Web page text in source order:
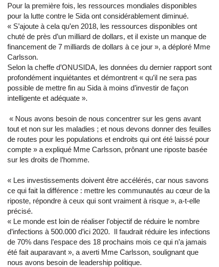
Pour la première fois, les ressources mondiales disponibles
pour la lutte contre le Sida ont considérablement diminué.
« S’ajoute à cela qu’en 2018, les ressources disponibles ont
chuté de près d’un milliard de dollars, et il existe un manque de
financement de 7 milliards de dollars à ce jour », a déploré Mme
Carlsson.
Selon la cheffe d’ONUSIDA, les données du dernier rapport sont
profondément inquiétantes et démontrent « qu’il ne sera pas
possible de mettre fin au Sida à moins d’investir de façon
intelligente et adéquate ».
« Nous avons besoin de nous concentrer sur les gens avant
tout et non sur les maladies ; et nous devons donner des feuilles
de routes pour les populations et endroits qui ont été laissé pour
compte » a expliqué Mme Carlsson, prônant une riposte basée
sur les droits de l’homme.
« Les investissements doivent être accélérés, car nous savons
ce qui fait la différence : mettre les communautés au cœur de la
riposte, répondre à ceux qui sont vraiment à risque », a-t-elle
précisé.
« Le monde est loin de réaliser l’objectif de réduire le nombre
d’infections à 500.000 d’ici 2020. Il faudrait réduire les infections
de 70% dans l’espace des 18 prochains mois ce qui n’a jamais
été fait auparavant », a averti Mme Carlsson, soulignant que
nous avons besoin de leadership politique.